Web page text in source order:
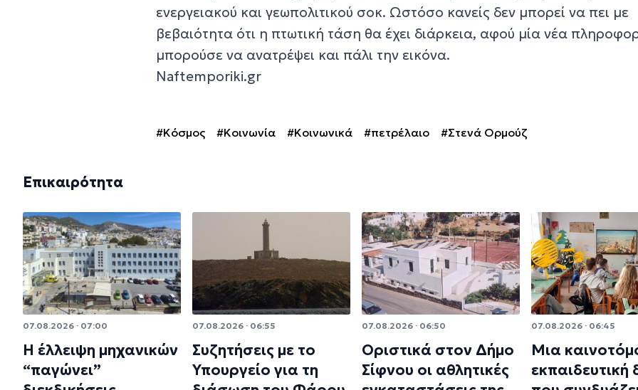
ενεργειακού και γεωπολιτικού σοκ. Ωστόσο κανείς δεν μπορεί να πει με
βεβαιότητα ότι η πτωτική τάση θα έχει διάρκεια, αφού μία νέα
μπορούσε να ανατρέψει και πάλι την εικόνα.
Naftemporiki.gr
#Κόσμος #Κοινωνία #Κοινωνικά #πετρέλαιο #Στενά Ορμούζ
Επικαιρότητα
07.08.2026 · 07:00
Η έλλειψη μηχανικών
“παγώνει”
07.08.2026 · 06:55
Συζητήσεις με το
Υπουργείο για τη
07.08.2026 · 06:50
Οριστικά στον Δήμο
Σίφνου οι αθλητικές
07.08.2026 · 06:45
Μια